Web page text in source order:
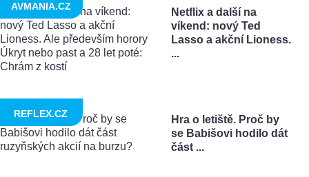
Netflix a další na
víkend: nový Ted
Lasso a akční Lioness.
...
AVMANIA.CZ
Hra o letiště. Proč by
se Babišovi hodilo dát
část ...
REFLEX.CZ